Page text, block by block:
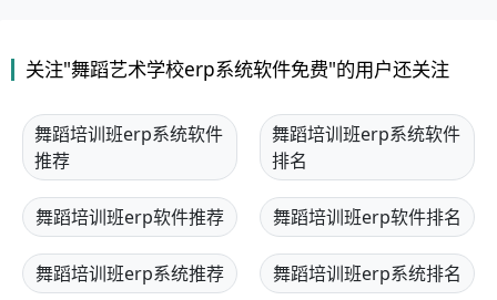
关注"舞蹈艺术学校erp系统软件免费"的用户还关注
舞蹈培训班erp系统软件
推荐
舞蹈培训班erp系统软件
排名
舞蹈培训班erp软件推荐 舞蹈培训班erp软件排名
舞蹈培训班erp系统推荐 舞蹈培训班erp系统排名